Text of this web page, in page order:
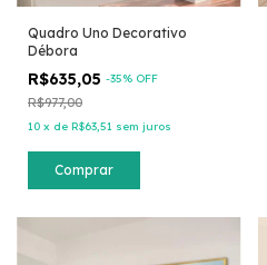
Quadro Uno Decorativo
Débora
R$635,05 -35% OFF
R$977,00
10 x de R$63,51 sem juros
Comprar